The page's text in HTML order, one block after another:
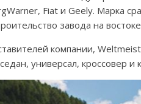
Fiat и Geely. Марка
завода на
компании,
универсал, кроссовер и